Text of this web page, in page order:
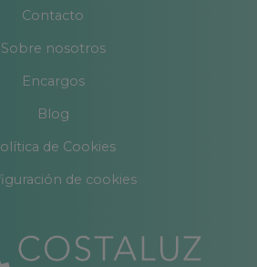
Contacto
Sobre nosotros
Encargos
Blog
de Cookies
de cookies